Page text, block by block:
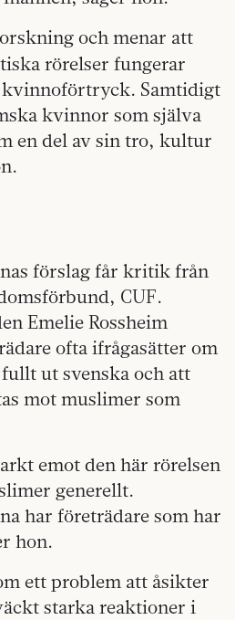
och menar att
rörelser fungerar
Samtidigt
kvinnor som själva
en del av sin tro, kultur
förslag får kritik från
CUF.
Emelie Rossheim
ofta ifrågasätter om
ut svenska och att
mot muslimer som
emot den här rörelsen
generellt.
har företrädare som har
hon.
ett problem att åsikter
starka reaktioner i